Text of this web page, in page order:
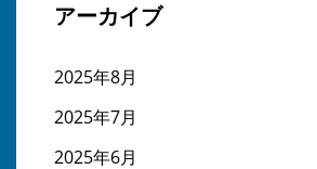
アーカイブ
2025年8月
2025年7月
2025年6月